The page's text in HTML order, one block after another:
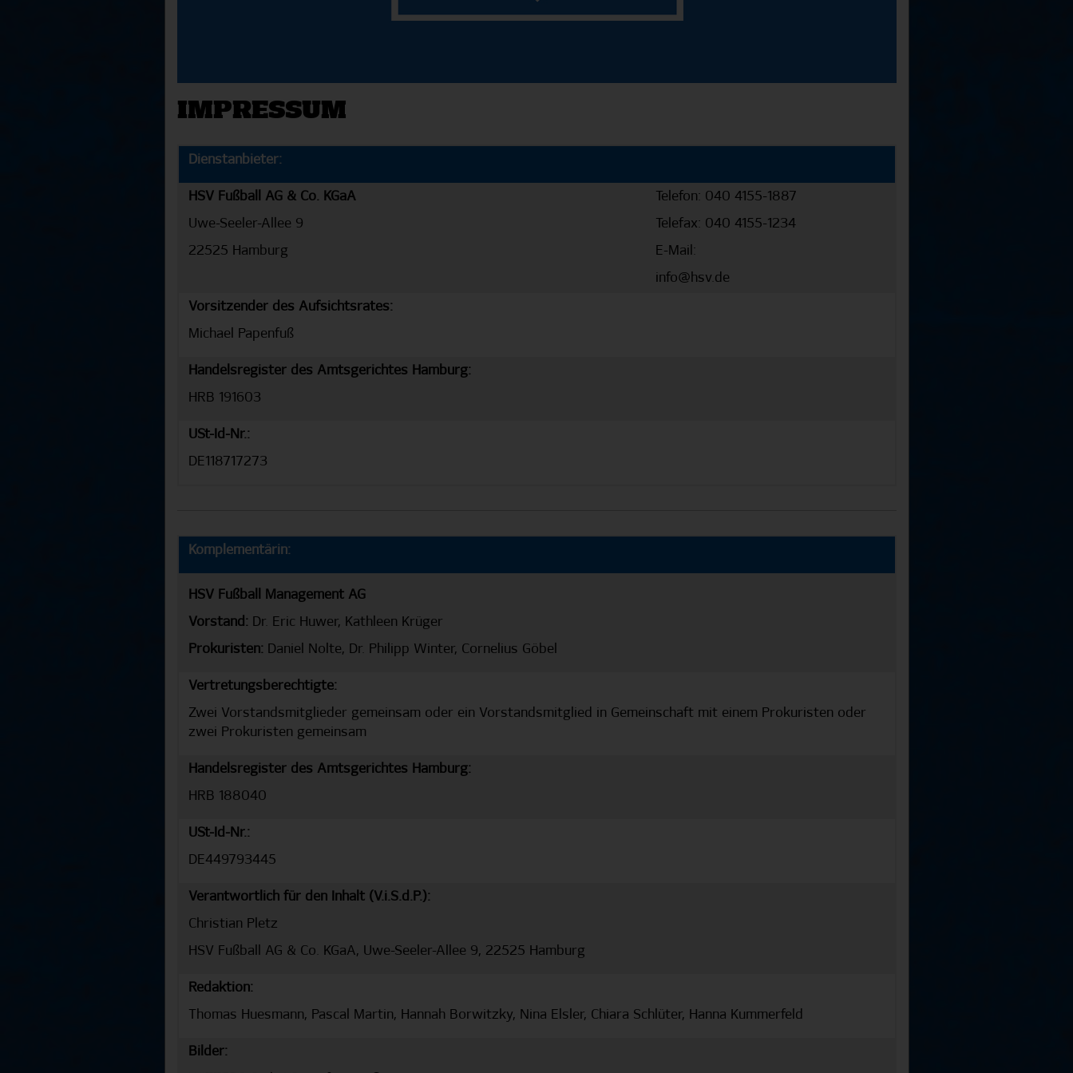
IMPRESSUM
Dienstanbieter:
HSV Fußball AG & Co. KGaA
Uwe-Seeler-Allee 9
22525 Hamburg
Telefon: 040 4155-1887
Telefax: 040 4155-1234
E-Mail:
info@hsv.de
Vorsitzender des Aufsichtsrates:
Michael Papenfuß
Handelsregister des Amtsgerichtes Hamburg:
HRB 191603
USt-Id-Nr.:
DE118717273
Komplementärin:
HSV Fußball Management AG
Vorstand:Dr. Eric Huwer, Kathleen Krüger
Prokuristen:Daniel Nolte, Dr. Philipp Winter, Cornelius Göbel
Vertretungsberechtigte:
Zwei Vorstandsmitglieder gemeinsam oder ein Vorstandsmitglied in Gemeinschaft mit einem Prokuristen oder
zwei Prokuristen gemeinsam
Handelsregister des Amtsgerichtes Hamburg:
HRB 188040
USt-Id-Nr.:
DE449793445
Verantwortlich für den Inhalt (V.i.S.d.P.):
Christian Pletz
HSV Fußball AG & Co. KGaA, Uwe-Seeler-Allee 9, 22525 Hamburg
Redaktion:
Thomas Huesmann, Pascal Martin, Hannah Borwitzky, Nina Elsler, Chiara Schlüter, Hanna Kummerfeld
Bilder: